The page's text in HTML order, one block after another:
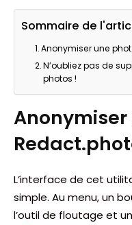
Sommaire de
Anonymiser une
N’oubliez pas de
photos !
L’interface de cet
simple. Au menu, un
l’outil de floutage et